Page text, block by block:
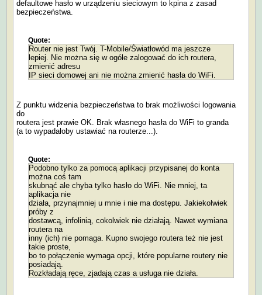
defaultowe hasło w urządzeniu sieciowym to kpina z zasad
bezpieczeństwa.
Quote:
Router nie jest Twój. T-Mobile/Światłowód ma jeszcze
lepiej. Nie można się w ogóle zalogować do ich routera,
zmienić adresu
IP sieci domowej ani nie można zmienić hasła do WiFi.
Z punktu widzenia bezpieczeństwa to brak możliwości logowania
do
routera jest prawie OK. Brak własnego hasła do WiFi to granda
(a to wypadałoby ustawiać na routerze...).
Quote:
Podobno tylko za pomocą aplikacji przypisanej do konta
można coś tam
skubnąć ale chyba tylko hasło do WiFi. Nie mniej, ta
aplikacja nie
działa, przynajmniej u mnie i nie ma dostępu. Jakiekolwiek
próby z
dostawcą, infolinią, cokolwiek nie działają. Nawet wymiana
routera na
inny (ich) nie pomaga. Kupno swojego routera też nie jest
takie proste,
bo to połączenie wymaga opcji, które popularne routery nie
posiadają.
Rozkładają ręce, zjadają czas a usługa nie działa.